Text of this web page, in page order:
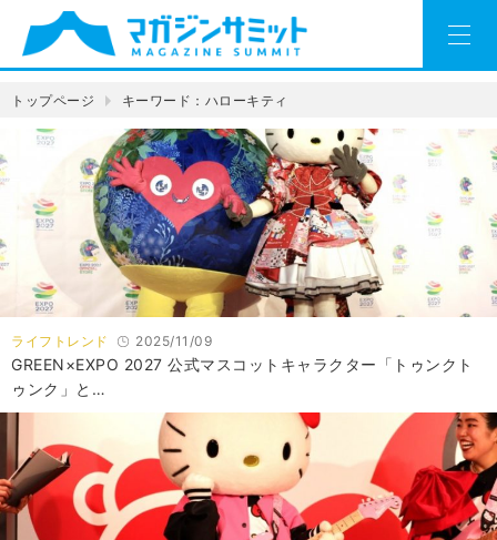
トップページ キーワード：ハローキティ
ライフトレンド 2025/11/09
GREEN×EXPO 2027 公式マスコットキャラクター「トゥンクト
ゥンク」と…